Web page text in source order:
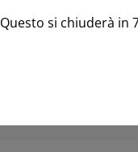
Questo si chiuderà in